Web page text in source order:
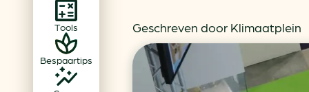
Tools
Bespaartips
Contact
Dossiers
Geschreven door Klimaatplein